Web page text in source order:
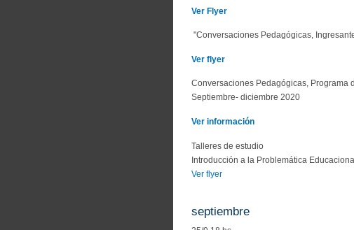
Ver Flyer
"Conversaciones Pedagógicas,
Ver flyer
Conversaciones Pedagógicas, Programa
Septiembre- diciembre 2020
Ver información
Talleres de estudio
Introducción a la Problemática
Ver flyer
septiembre